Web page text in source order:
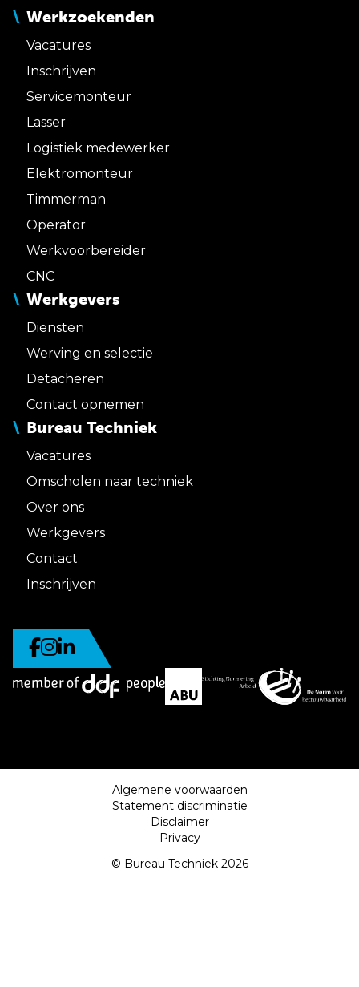
Werkzoekenden
Vacatures
Inschrijven
Servicemonteur
Lasser
Logistiek medewerker
Elektromonteur
Timmerman
Operator
Werkvoorbereider
CNC
Werkgevers
Diensten
Werving en selectie
Detacheren
Contact opnemen
Bureau Techniek
Vacatures
Omscholen naar techniek
Over ons
Werkgevers
Contact
Inschrijven
Algemene voorwaarden
Statement discriminatie
Disclaimer
Privacy
© Bureau Techniek 2026